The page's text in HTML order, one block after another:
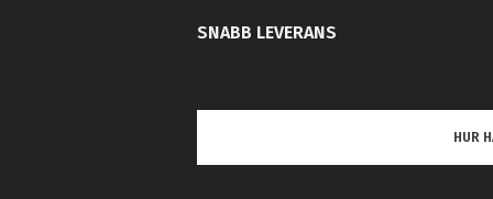
SNABB LEVERANS
HUR